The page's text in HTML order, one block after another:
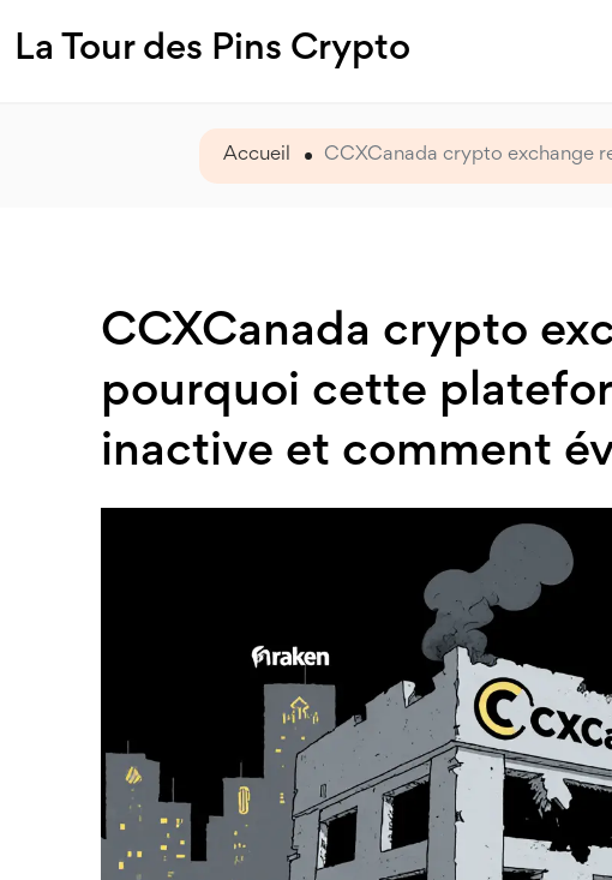
La Tour des Pins Crypto
Accueil CCXCanada crypto exchange
CCXCanada crypto
pourquoi cette
inactive et comment